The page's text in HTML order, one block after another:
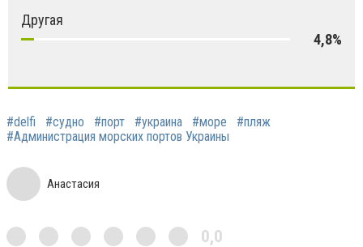
Другая
4,8%
#delfi #судно #порт #украина #море
#пляж
#Администрация морских портов Украины
Анастасия
0,0